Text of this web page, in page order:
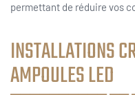
permettant de réduire vos
INSTALLATIONS
AMPOULES LED